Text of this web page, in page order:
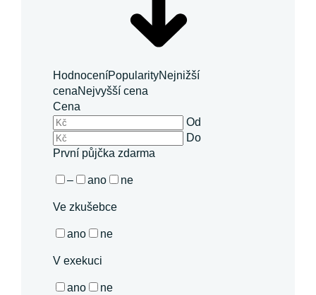
HodnoceníPopularityNejnižší
cenaNejvyšší cena
Cena
Od
Do
První půjčka zdarma
– ano ne
Ve zkušebce
ano ne
V exekuci
ano ne